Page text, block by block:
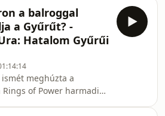
a balroggal
a Gyűrűt? -
Hatalom Gyűrűi
ismét meghúzta a
of Power harmadik